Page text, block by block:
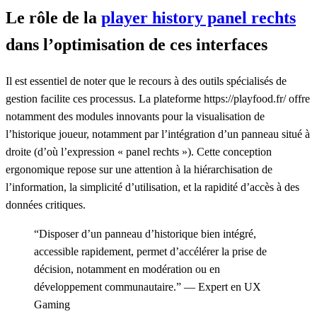
Le rôle de la player history panel rechts
dans l’optimisation de ces interfaces
Il est essentiel de noter que le recours à des outils spécialisés de
gestion facilite ces processus. La plateforme https://playfood.fr/ offre
notamment des modules innovants pour la visualisation de
l’historique joueur, notamment par l’intégration d’un panneau situé à
droite (d’où l’expression « panel rechts »). Cette conception
ergonomique repose sur une attention à la hiérarchisation de
l’information, la simplicité d’utilisation, et la rapidité d’accès à des
données critiques.
“Disposer d’un panneau d’historique bien intégré,
accessible rapidement, permet d’accélérer la prise de
décision, notamment en modération ou en
développement communautaire.” — Expert en UX
Gaming